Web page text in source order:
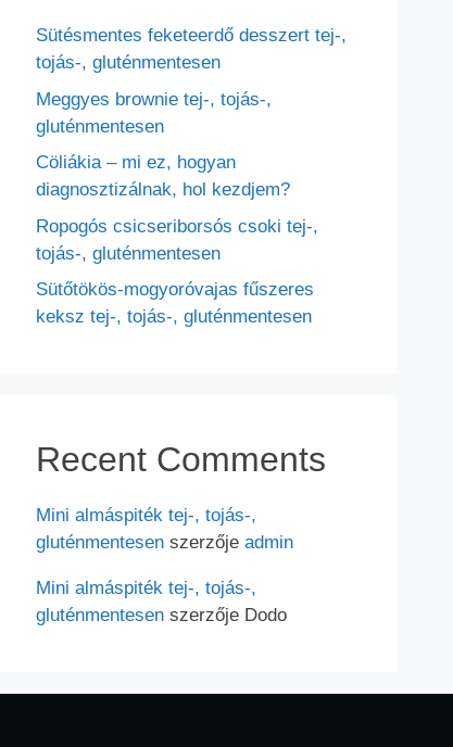
Sütésmentes feketeerdő desszert tej-,
tojás-, gluténmentesen
Meggyes brownie tej-, tojás-,
gluténmentesen
Cöliákia – mi ez, hogyan
diagnosztizálnak, hol kezdjem?
Ropogós csicseriborsós csoki tej-,
tojás-, gluténmentesen
Sütőtökös-mogyoróvajas fűszeres
keksz tej-, tojás-, gluténmentesen
Recent Comments
Mini almáspiték tej-, tojás-,
gluténmentesen szerzője admin
Mini almáspiték tej-, tojás-,
gluténmentesen szerzője Dodo